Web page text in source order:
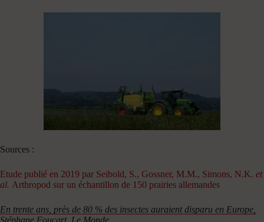
Sources :
Etude publié en 2019 par Seibold, S., Gossner, M.M., Simons, N.K. et
al. Arthropod sur un échantillon de 150 prairies allemandes
En trente ans, près de 80 % des insectes auraient disparu en Europe,